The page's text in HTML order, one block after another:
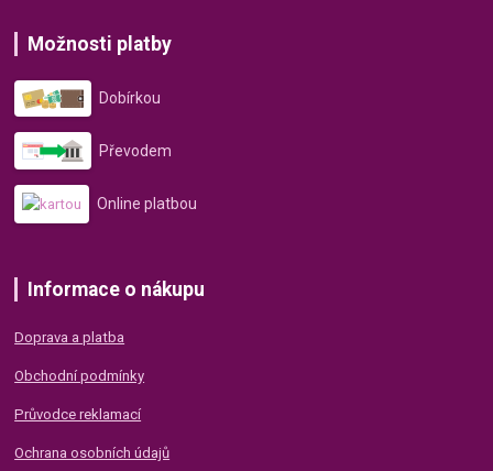
Možnosti platby
Dobírkou
Převodem
Online platbou
Informace o nákupu
Doprava a platba
Obchodní podmínky
Průvodce reklamací
Ochrana osobních údajů